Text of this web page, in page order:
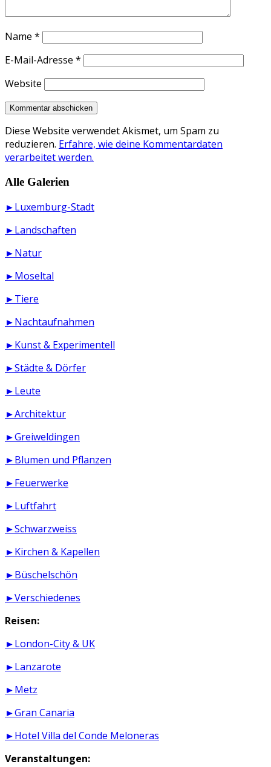
Name *
E-Mail-Adresse *
Website
Diese Website verwendet Akismet, um Spam zu
reduzieren. Erfahre, wie deine Kommentardaten
verarbeitet werden.
Alle Galerien
►Luxemburg-Stadt
►Landschaften
►Natur
►Moseltal
►Tiere
►Nachtaufnahmen
►Kunst & Experimentell
►Städte & Dörfer
►Leute
►Architektur
►Greiweldingen
►Blumen und Pflanzen
►Feuerwerke
►Luftfahrt
►Schwarzweiss
►Kirchen & Kapellen
►Büschelschön
►Verschiedenes
Reisen:
►London-City & UK
►Lanzarote
►Metz
►Gran Canaria
►Hotel Villa del Conde Meloneras
Veranstaltungen: